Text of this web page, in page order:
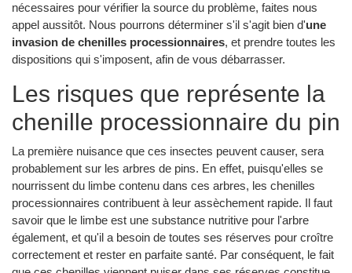
nécessaires pour vérifier la source du problème, faites nous
appel aussitôt. Nous pourrons déterminer s'il s'agit bien d'une
invasion de chenilles processionnaires, et prendre toutes les
dispositions qui s'imposent, afin de vous débarrasser.
Les risques que représente la
chenille processionnaire du pin
La première nuisance que ces insectes peuvent causer, sera
probablement sur les arbres de pins. En effet, puisqu'elles se
nourrissent du limbe contenu dans ces arbres, les chenilles
processionnaires contribuent à leur assèchement rapide. Il faut
savoir que le limbe est une substance nutritive pour l'arbre
également, et qu'il a besoin de toutes ses réserves pour croître
correctement et rester en parfaite santé. Par conséquent, le fait